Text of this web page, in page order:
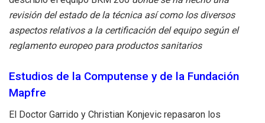
revisión del estado de la técnica así como los diversos
aspectos relativos a la certificación del equipo según el
reglamento europeo para productos sanitarios
Estudios de la Computense y de la Fundación
Mapfre
El Doctor Garrido y Christian Konjevic repasaron los